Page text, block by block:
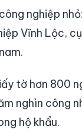
nghiệp
Vĩnh Lộc,
tờ hơn 800
nghìn công
hộ khẩu.